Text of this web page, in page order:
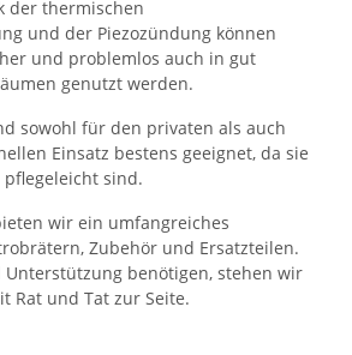
der thermischen
und der Piezozündung können
und problemlos auch in gut
genutzt werden.
sowohl für den privaten als auch
Einsatz bestens geeignet, da sie
sind.
wir ein umfangreiches
Zubehör und Ersatzteilen.
Unterstützung benötigen, stehen wir
Rat und Tat zur Seite.